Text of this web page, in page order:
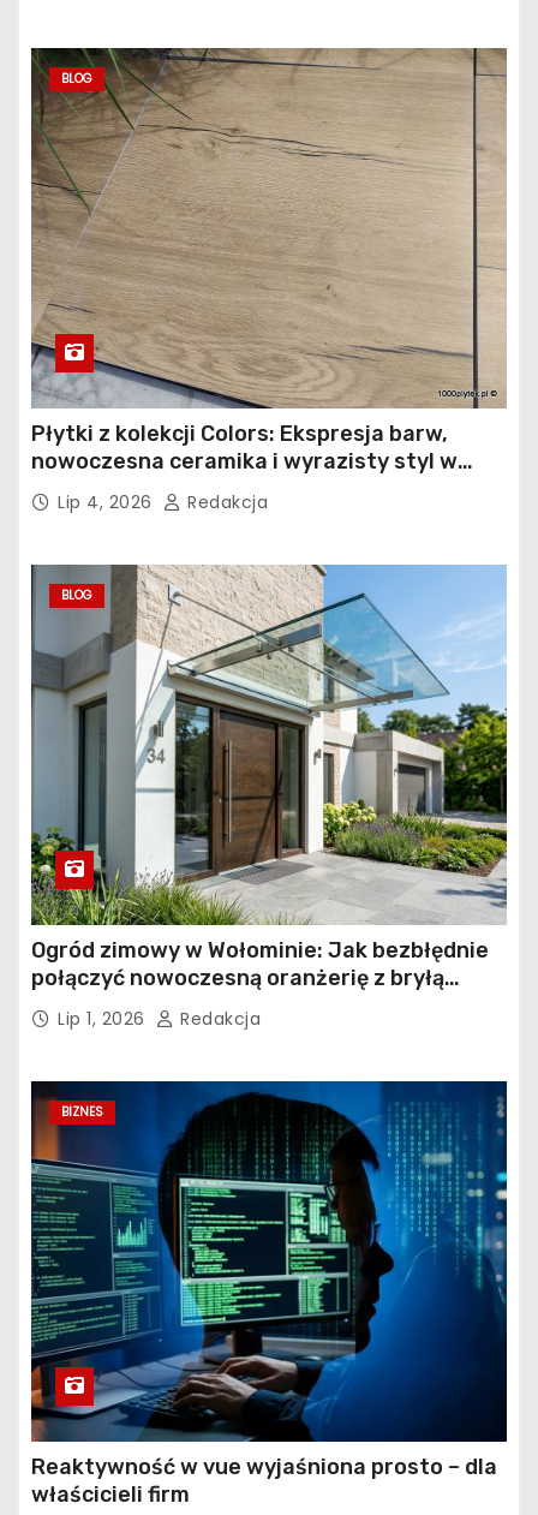
BLOG
Płytki z kolekcji Colors: Ekspresja barw,
nowoczesna ceramika i wyrazisty styl w
łazience, kuchni i salonie
Lip 4, 2026 Redakcja
BLOG
Ogród zimowy w Wołominie: Jak bezbłędnie
połączyć nowoczesną oranżerię z bryłą
istniejącego budynku?
Lip 1, 2026 Redakcja
BIZNES
Reaktywność w vue wyjaśniona prosto – dla
właścicieli firm